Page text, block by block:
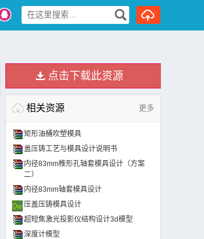
点击下载此资源
相关资源 更多
矩形油桶吹塑模具
盖压铸工艺与模具设计说明书
内径83mm椎形孔轴套模具设计（方案
二）
内径83mm轴套模具设计
压盖压铸模具设计
超短焦激光投影仪结构设计3d模型
深度计模型